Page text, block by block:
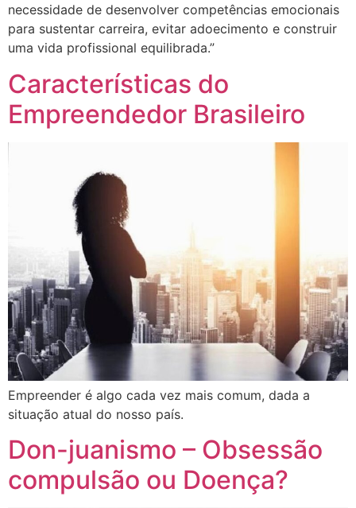
necessidade de desenvolver competências emocionais
para sustentar carreira, evitar adoecimento e construir
uma vida profissional equilibrada.”
Características do
Empreendedor Brasileiro
Empreender é algo cada vez mais comum, dada a
situação atual do nosso país.
Don-juanismo – Obsessão
compulsão ou Doença?